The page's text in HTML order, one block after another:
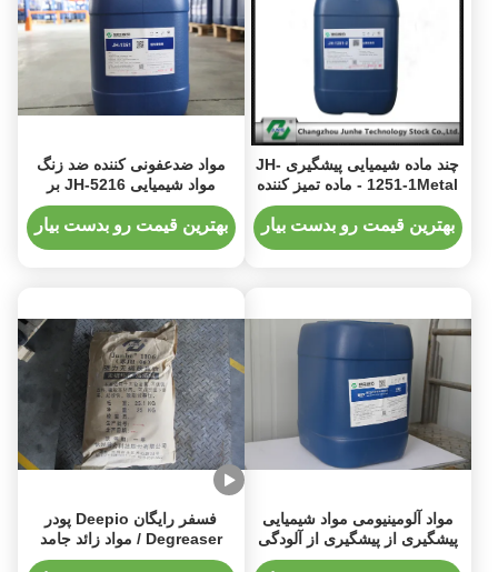
چند ماده شیمیایی پیشگیری JH-
1251-1Metal - ماده تمیز کننده
اهداف
بهترین قیمت رو بدست بیار
مواد ضدعفونی کننده ضد زنگ
مواد شیمیایی JH-5216 بر
اساس آب
بهترین قیمت رو بدست بیار
مواد آلومینیومی مواد شیمیایی
پیشگیری از پیشگیری از آلودگی
محیط زیست
فسفر رایگان Deepio پودر
Degreaser / مواد زائد جامد
فلزی